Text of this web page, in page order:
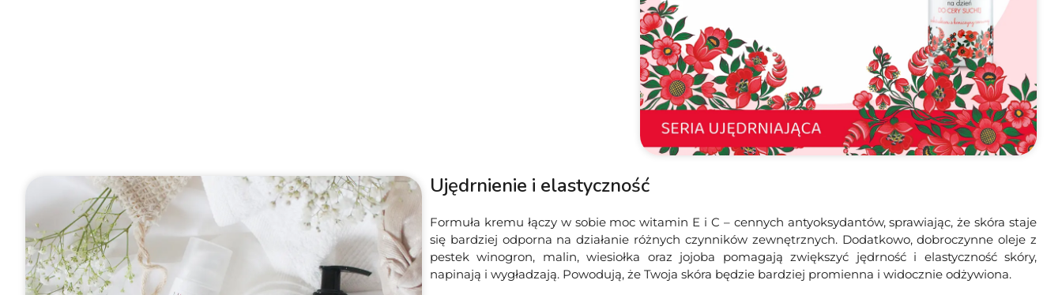
Ujędrnienie i elastyczność
Formuła kremu łączy w sobie moc witamin E i C – cennych antyoksydantów, sprawiając, że skóra staje
się bardziej odporna na działanie różnych czynników zewnętrznych. Dodatkowo, dobroczynne oleje z
pestek winogron, malin, wiesiołka oraz jojoba pomagają zwiększyć jędrność i elastyczność skóry,
napinają i wygładzają. Powodują, że Twoja skóra będzie bardziej promienna i widocznie odżywiona.